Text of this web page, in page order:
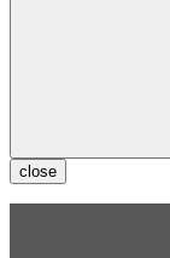
close